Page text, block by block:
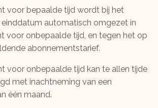
voor bepaalde tijd wordt bij het
einddatum automatisch omgezet in
voor onbepaalde tijd, en tegen het op
abonnementstarief.
voor onbepaalde tijd kan te allen tijde
met inachtneming van een
één maand.